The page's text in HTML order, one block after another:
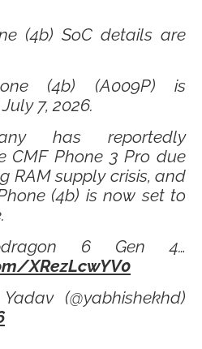
(4b) SoC details are
(4b) (A009P) is
7, 2026.
has reportedly
CMF Phone 3 Pro due
RAM supply crisis, and
(4b) is now set to
6 Gen 4…
XRezLcwYV0
(@yabhishekhd)